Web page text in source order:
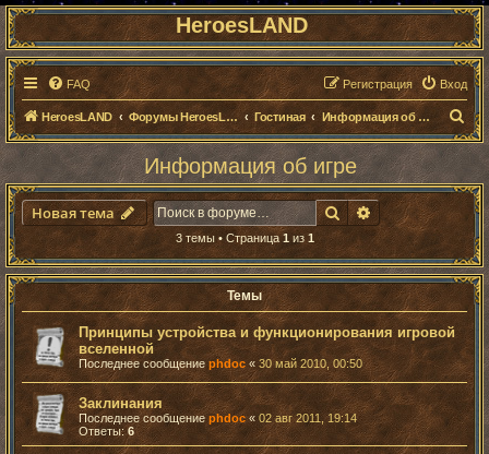
HeroesLAND
FAQ Вход
Регистрация
HeroesLAND Форумы HeroesLAND Гостиная Информация об игре
П
о
с
Информация об игре
Новая тема ПоискРасширенный
3 темы • Страница1 из 1
Темы
Принципы устройства и функционирования игровой
вселенной
Последнее сообщениеphdoc « 30 май 2010, 00:50
Заклинания
Последнее сообщениеphdoc« 02 авг 2011, 19:14
Ответы: 6